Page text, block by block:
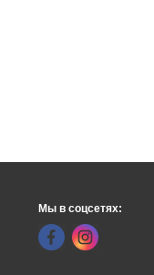
Мы в соцсетях: